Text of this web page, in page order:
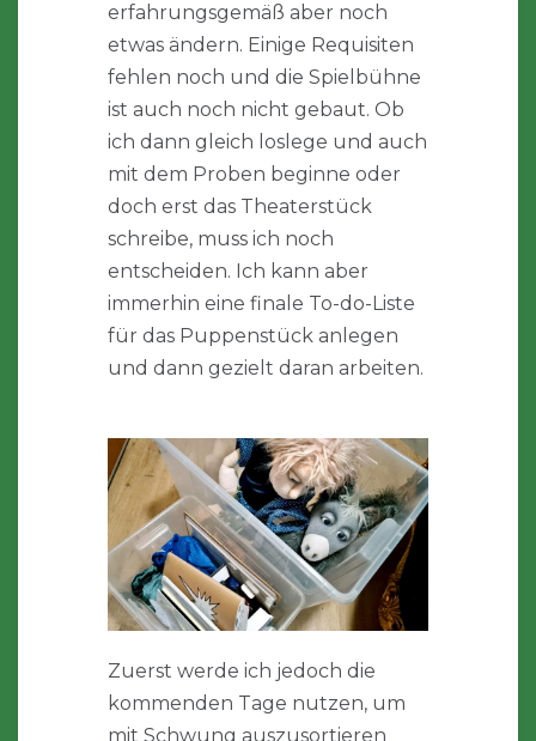
erfahrungsgemäß aber noch
etwas ändern. Einige Requisiten
fehlen noch und die Spielbühne
ist auch noch nicht gebaut. Ob
ich dann gleich loslege und auch
mit dem Proben beginne oder
doch erst das Theaterstück
schreibe, muss ich noch
entscheiden. Ich kann aber
immerhin eine finale To-do-Liste
für das Puppenstück anlegen
und dann gezielt daran arbeiten.
Zuerst werde ich jedoch die
kommenden Tage nutzen, um
mit Schwung auszusortieren